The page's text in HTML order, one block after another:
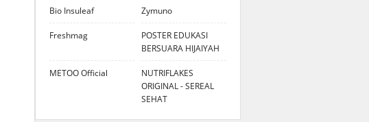
Bio Insuleaf Zymuno
Freshmag
POSTER EDUKASI
BERSUARA HIJAIYAH
METOO Official
NUTRIFLAKES
ORIGINAL - SEREAL
SEHAT